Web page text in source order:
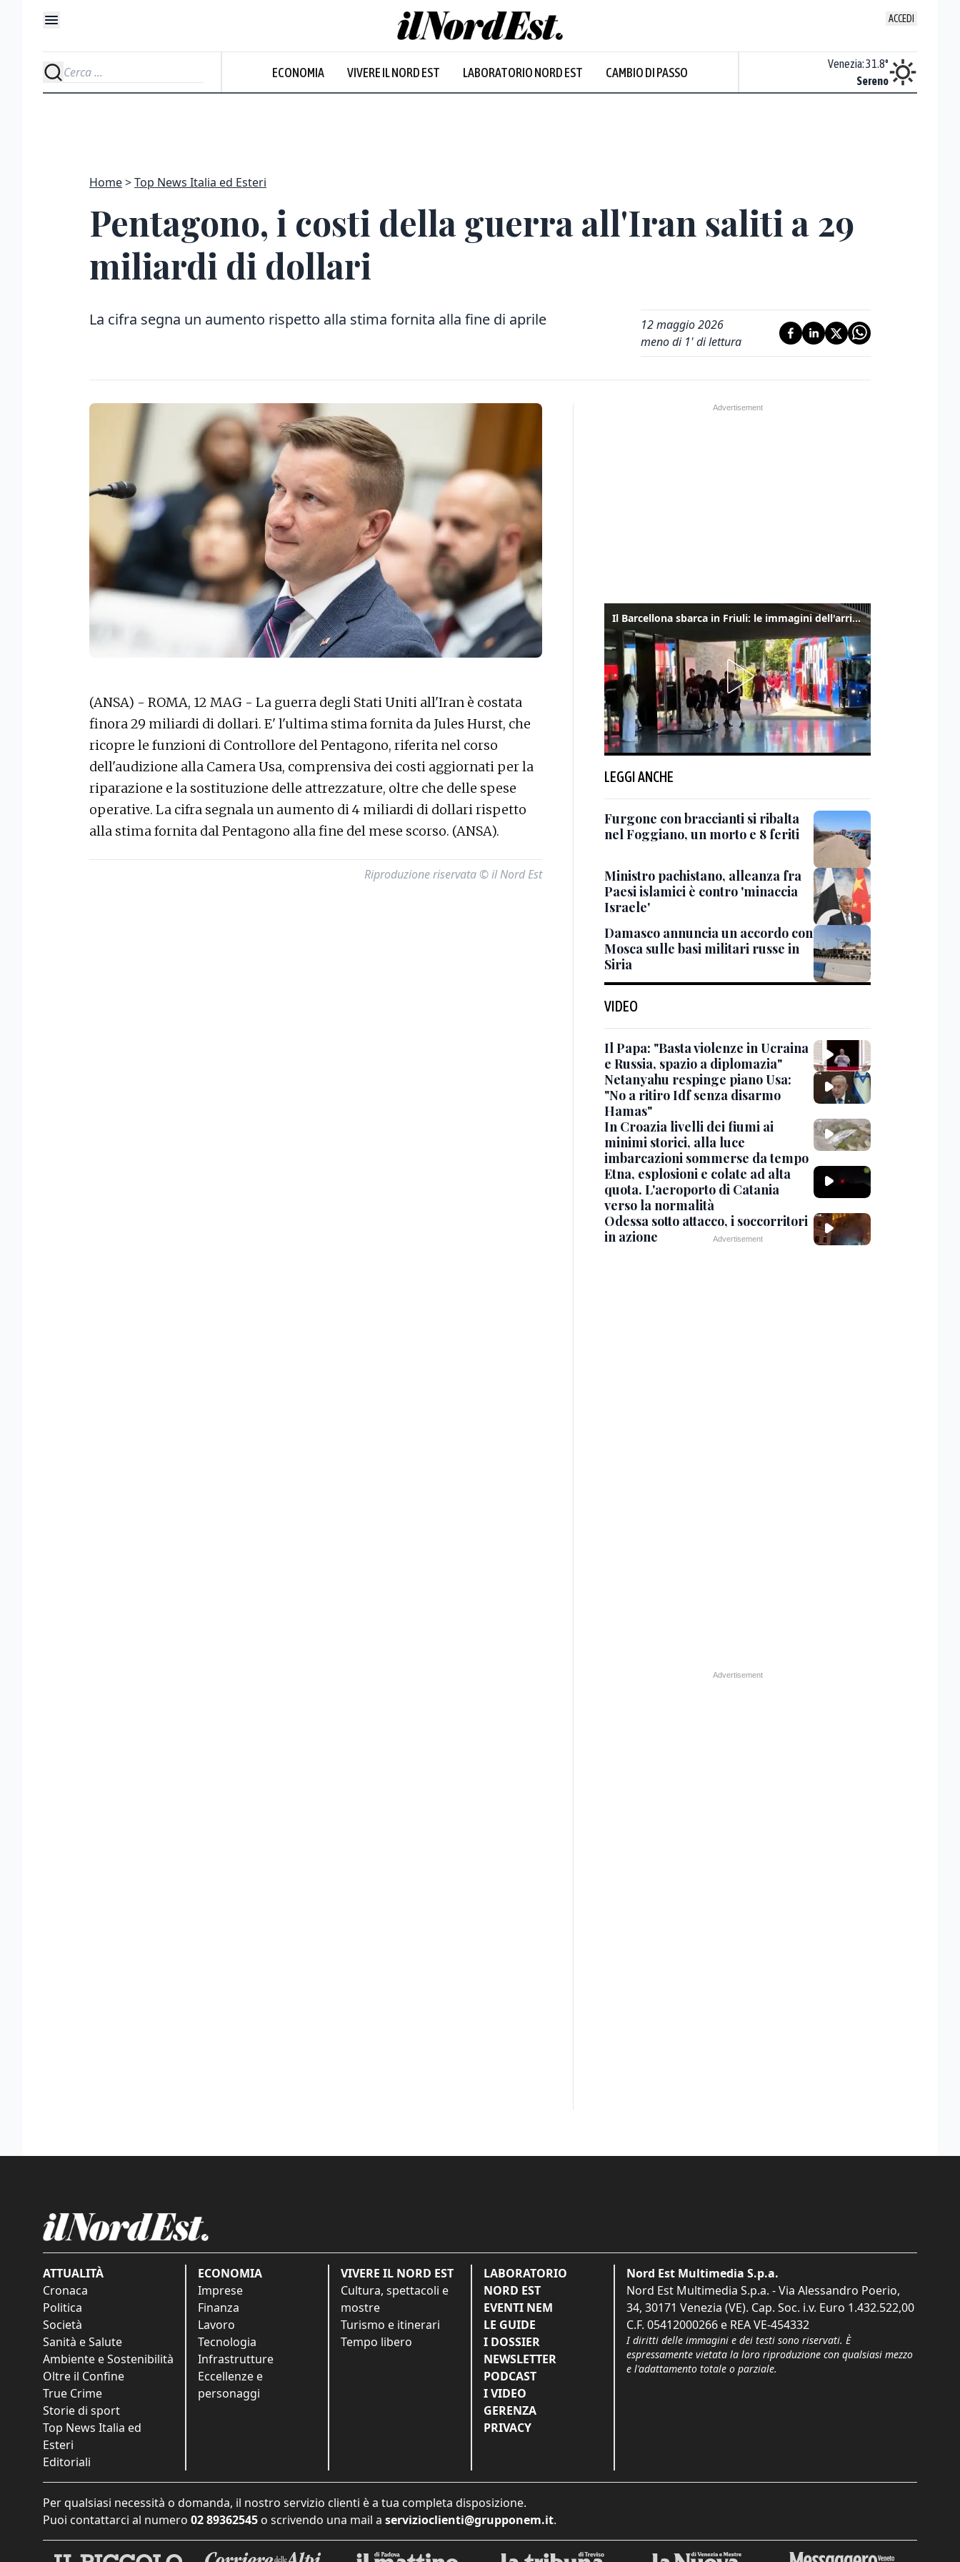
ACCEDI
ECONOMIA VIVERE IL NORD EST LABORATORIO NORD EST CAMBIO DI PASSO
Sereno
Venezia:31.8°
Sereno
Home Top News Italia ed Esteri
Pentagono, i costi della guerra all'Iran saliti a 29
miliardi di dollari
La cifra segna un aumento rispetto alla stima fornita alla fine di aprile
12 maggio 2026
meno di 1' di lettura
(ANSA) - ROMA, 12 MAG - La guerra degli Stati Uniti all'Iran è costata
finora 29 miliardi di dollari. E' l'ultima stima fornita da Jules Hurst, che
ricopre le funzioni di Controllore del Pentagono, riferita nel corso
dell'audizione alla Camera Usa, comprensiva dei costi aggiornati per la
riparazione e la sostituzione delle attrezzature, oltre che delle spese
operative. La cifra segnala un aumento di 4 miliardi di dollari rispetto
alla stima fornita dal Pentagono alla fine del mese scorso. (ANSA).
Riproduzione riservata © il Nord Est
Il Barcellona sbarca in Friuli: le immagini dell'arrivo in albergo
LEGGI ANCHE
Furgone con braccianti si ribalta
nel Foggiano, un morto e 8 feriti
Ministro pachistano, alleanza fra
Paesi islamici è contro 'minaccia
Israele'
Damasco annuncia un accordo con
Mosca sulle basi militari russe in
Siria
VIDEO
Il Papa: "Basta violenze in Ucraina
e Russia, spazio a diplomazia"
Netanyahu respinge piano Usa:
"No a ritiro Idf senza disarmo
Hamas"
In Croazia livelli dei fiumi ai
minimi storici, alla luce
imbarcazioni sommerse da tempo
Etna, esplosioni e colate ad alta
quota. L'aeroporto di Catania
verso la normalità
Odessa sotto attacco, i soccorritori
in azione
ATTUALITÀ
Cronaca
Politica
Società
Sanità e Salute
Ambiente e Sostenibilità
Oltre il Confine
True Crime
Storie di sport
Top News Italia ed
Esteri
Editoriali
ECONOMIA
Imprese
Finanza
Lavoro
Tecnologia
Infrastrutture
Eccellenze e
personaggi
VIVERE IL NORD EST
Cultura, spettacoli e
mostre
Turismo e itinerari
Tempo libero
LABORATORIO
NORD EST
EVENTI NEM
LE GUIDE
I DOSSIER
NEWSLETTER
PODCAST
I VIDEO
GERENZA
PRIVACY
Nord Est Multimedia S.p.a.
Nord Est Multimedia S.p.a. - Via Alessandro Poerio,
34, 30171 Venezia (VE). Cap. Soc. i.v. Euro 1.432.522,00
C.F. 05412000266 e REA VE-454332
I diritti delle immagini e dei testi sono riservati. È
espressamente vietata la loro riproduzione con qualsiasi mezzo
e l'adattamento totale o parziale.
Per qualsiasi necessità o domanda, il nostro servizio clienti è a tua completa disposizione.
Puoi contattarci al numero 02 89362545 o scrivendo una mail a servizioclienti@grupponem.it.